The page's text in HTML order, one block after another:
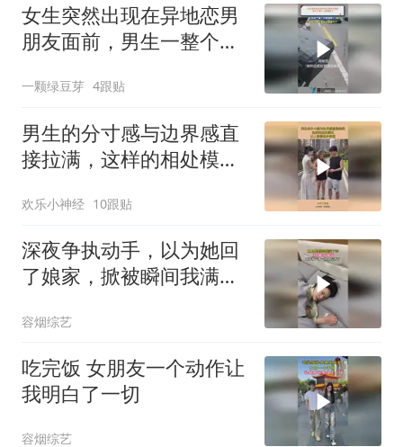
女生突然出现在异地恋男
朋友面前，男生一整个人
一颗绿豆芽 4跟贴
男生的分寸感与边界感直
接拉满，这样的相处模
欢乐小神经 10跟贴
深夜争执动手，以为她回
了娘家，掀被瞬间我满心
容烟综艺
吃完饭 女朋友一个动作让
我明白了一切
容烟综艺